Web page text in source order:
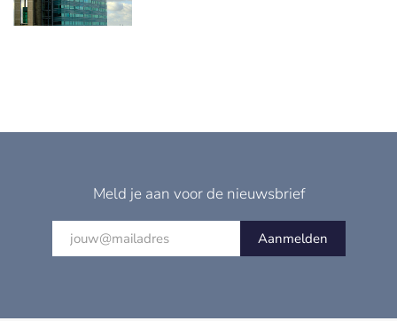
Meld je aan voor de nieuwsbrief
Aanmelden